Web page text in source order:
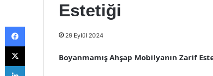
Estetiği
29 Eylül 2024
Boyanmamış Ahşap Mobilyanın Zarif
Facebook
X
LinkedIn